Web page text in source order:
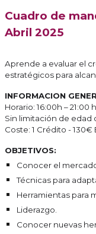
Cuadro de
Abril 2025
Aprende a evaluar el
estratégicos para
INFORMACION
Horario: 16:00h – 21:00
Sin limitación de edad
Coste: 1 Crédito -
OBJETIVOS:
Conocer el
Técnicas para
Herramientas para
Liderazgo.
Conocer nuevas